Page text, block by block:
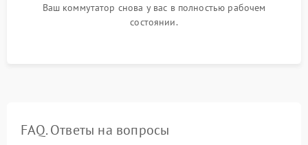
Ваш коммутатор снова у вас в полностью рабочем
состоянии.
FAQ. Ответы на вопросы